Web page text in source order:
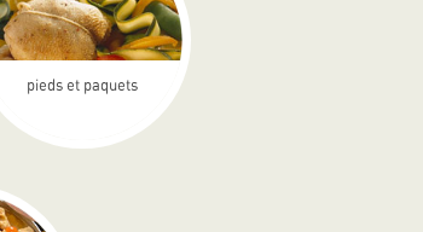
pieds et paquets